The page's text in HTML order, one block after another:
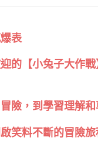
表
的【小兔子大作
險，到學習理解和
笑料不斷的冒險旅